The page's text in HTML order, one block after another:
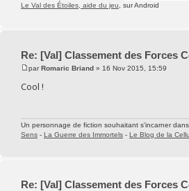
Le Val des Étoiles, aide du jeu , sur Android
Re: [Val] Classement des Forces
parRomaric Briand » 16 Nov 2015, 15:59
Cool !
Un personnage de fiction souhaitant s'incarner
Sens - La Guerre des Immortels - Le Blog de la
Re: [Val] Classement des Forces